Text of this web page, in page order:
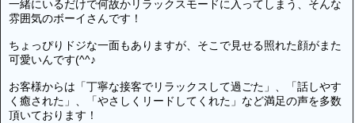
一緒にいるだけで何故かリラックスモードに入ってしまう、そんな
雰囲気のボーイさんです！
ちょっぴりドジな一面もありますが、そこで見せる照れた顔がまた
可愛いんです(^^♪
お客様からは「丁寧な接客でリラックスして過ごた」、「話しやす
く癒された」、「やさしくリードしてくれた」など満足の声を多数
頂いております！